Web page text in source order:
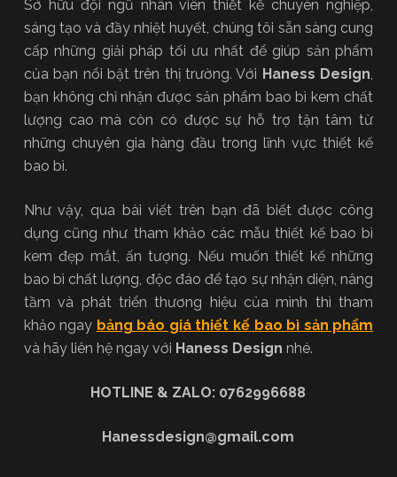
Sở hữu đội ngũ nhân viên thiết kế chuyên nghiệp,
sáng tạo và đầy nhiệt huyết, chúng tôi sẵn sàng cung
cấp những giải pháp tối ưu nhất để giúp sản phẩm
của bạn nổi bật trên thị trường. Với Haness Design,
bạn không chỉ nhận được sản phẩm bao bì kem chất
lượng cao mà còn có được sự hỗ trợ tận tâm từ
những chuyên gia hàng đầu trong lĩnh vực thiết kế
bao bì.
Như vậy, qua bài viết trên bạn đã biết được công
dụng cũng như tham khảo các mẫu thiết kế bao bì
kem đẹp mắt, ấn tượng. Nếu muốn thiết kế những
bao bì chất lượng, độc đáo để tạo sự nhận diện, nâng
tầm và phát triển thương hiệu của mình thì tham
khảo ngay bảng báo giá thiết kế bao bì sản phẩm
và hãy liên hệ ngay với Haness Design nhé.
HOTLINE & ZALO: 0762996688
Hanessdesign@gmail.com